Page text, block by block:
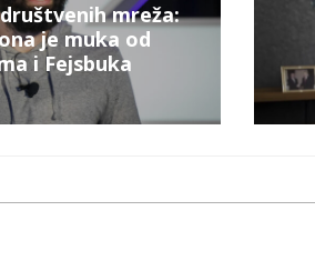
mreža:
je muka od
i Fejsbuka